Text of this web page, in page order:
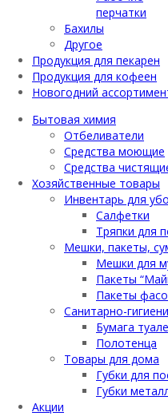
перчатки
Бахилы
Другое
Продукция для пекарен
Продукция для кофеен
Новогодний
Бытовая химия
Отбеливатели
Средства моющие
Средства
Хозяйственные товары
Инвентарь для
Салфетки
Тряпки для
Мешки, пакеты,
Мешки для
Пакеты
Пакеты
Санитарно-
Бумага
Полотенца
Товары для дома
Губки для
Губки
Акции